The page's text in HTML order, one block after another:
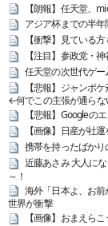
【朗報】任天堂、
アジア杯までの半
【衝撃】見ている
【注目】参政党・
任天堂の次世代ゲー
【悲報】ジャンポ
←何でこの主張が通ら
【悲報】Googleの
【画像】日産が社
携帯を持ったばかり
近藤あさみ 大人に
～！
海外「日本よ、お
世界が衝撃
【画像】おまえら